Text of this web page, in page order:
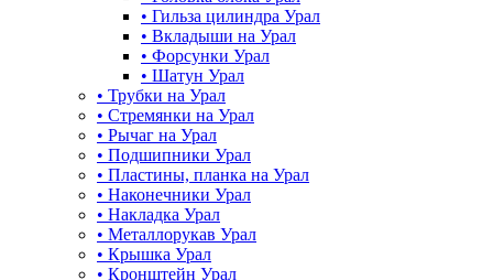
• Гильза цилиндра Урал
• Вкладыши на Урал
• Форсунки Урал
• Шатун Урал
• Трубки на Урал
• Стремянки на Урал
• Рычаг на Урал
• Подшипники Урал
• Пластины, планка на Урал
• Наконечники Урал
• Накладка Урал
• Металлорукав Урал
• Крышка Урал
• Кронштейн Урал